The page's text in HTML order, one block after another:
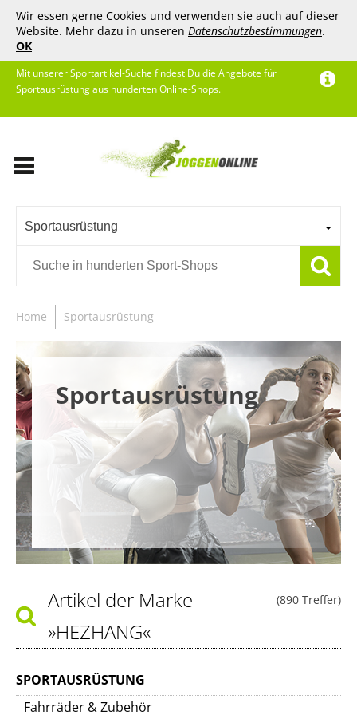
Wir essen gerne Cookies und verwenden sie auch auf dieser
Website. Mehr dazu in unseren Datenschutzbestimmungen.
OK
Mit unserer Sportartikel-Suche findest Du die Angebote für
Sportausrüstung aus hunderten Online-Shops.
Sportausrüstung
Home Sportausrüstung
Sportausrüstung
(890 Treffer)
Artikel der Marke
»HEZHANG«
SPORTAUSRÜSTUNG
Fahrräder & Zubehör